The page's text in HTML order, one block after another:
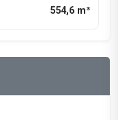
554,6 m³